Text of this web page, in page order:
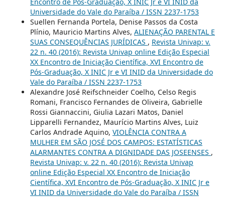
Universidade do Vale do Paraíba / ISSN 2237-1753
Suellen Fernanda Portela, Denise Passos da Costa
Plínio, Mauricio Martins Alves, ALIENAÇÃO PARENTAL E
SUAS CONSEQUÊNCIAS JURÍDICAS , Revista Univap: v.
22 n. 40 (2016): Revista Univap online Edição Especial
XX Encontro de Iniciação Científica, XVI Encontro de
Pós-Graduação, X INIC Jr e VI INID da Universidade do
Vale do Paraíba / ISSN 2237-1753
Alexandre José Reifschneider Coelho, Celso Regis
Romani, Francisco Fernandes de Oliveira, Gabrielle
Rossi Giannaccini, Giulia Lazari Matos, Daniel
Lipparelli Fernandez, Maurício Martins Alves, Luiz
Carlos Andrade Aquino, VIOLÊNCIA CONTRA A
MULHER EM SÃO JOSÉ DOS CAMPOS: ESTATÍSTICAS
ALARMANTES CONTRA A DIGNIDADE DAS JOSEENSES ,
Revista Univap: v. 22 n. 40 (2016): Revista Univap
online Edição Especial XX Encontro de Iniciação
Científica, XVI Encontro de Pós-Graduação, X INIC Jr e
VI INID da Universidade do Vale do Paraíba / ISSN